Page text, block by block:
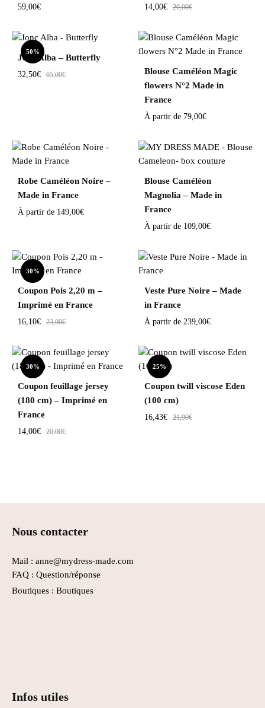
59,00€ 14,00€ 20,00€
50%
Jonc Alba – Butterfly
32,50€ 65,00€
Blouse Caméléon Magic
flowers N°2 Made in
France
À partir de 79,00€
Robe Caméléon Noire –
Made in France
À partir de 149,00€
Blouse Caméléon
Magnolia – Made in
France
À partir de 109,00€
30%
Coupon Pois 2,20 m –
Imprimé en France
16,10€ 23,00€
Veste Pure Noire – Made
in France
À partir de 239,00€
30%
Coupon feuillage jersey
(180 cm) – Imprimé en
France
14,00€ 20,00€
25%
Coupon twill viscose Eden
(100 cm)
16,43€ 21,90€
Nous contacter
Mail : anne@mydress-made.com
FAQ : Question/réponse
Boutiques : Boutiques
Infos utiles